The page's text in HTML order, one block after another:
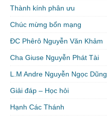
Thành kính phân ưu
Chúc mừng bổn mạng
ĐC Phêrô Nguyễn Văn Khảm
Cha Giuse Nguyễn Phát Tài
L.M Andre Nguyễn Ngọc Dũng
Giải đáp – Học hỏi
Hạnh Các Thánh